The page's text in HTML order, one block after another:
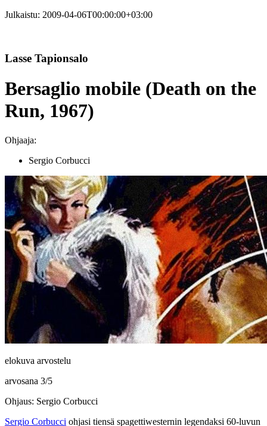
Julkaistu: 2009-04-06T00:00:00+03:00
Lasse Tapionsalo
Bersaglio mobile (Death on the
Run, 1967)
Ohjaaja:
Sergio Corbucci
elokuva arvostelu
arvosana 3/5
Ohjaus: Sergio Corbucci
Sergio Corbucci ohjasi tiensä spagettiwesternin legendaksi 60‑luvun